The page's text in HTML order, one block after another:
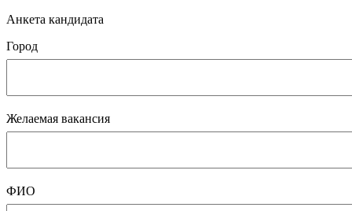
Анкета кандидата
Город
Желаемая вакансия
ФИО